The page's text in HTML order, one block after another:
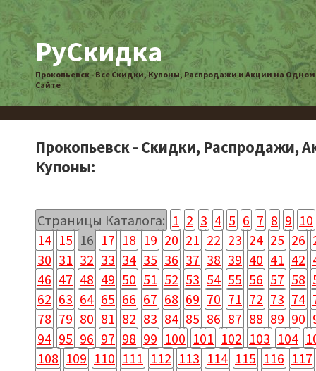
РуСкидка
Прокопьевск - Все Скидки, Купоны, Распродажи и Акции на Одном
Сайте
Прокопьевск - Скидки, Распродажи,
Купоны:
Страницы Каталога: 1 2 3 4 5 6 7 8 9 10
14 15 16 17 18 19 20 21 22 23 24 25 26
30 31 32 33 34 35 36 37 38 39 40 41 42
46 47 48 49 50 51 52 53 54 55 56 57 58
62 63 64 65 66 67 68 69 70 71 72 73 74
78 79 80 81 82 83 84 85 86 87 88 89 90
94 95 96 97 98 99 100 101 102 103 104
108 109 110 111 112 113 114 115 116 117